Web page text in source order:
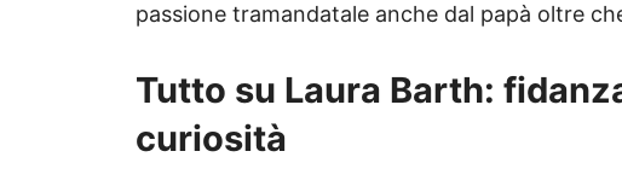
passione tramandatale anche dal papà oltre
Tutto su Laura Barth:
curiosità